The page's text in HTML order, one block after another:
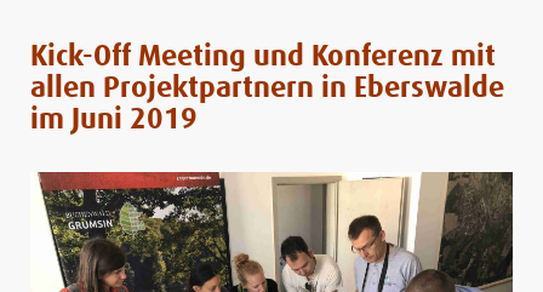
Kick-Off Meeting und Konferenz mit
allen Projektpartnern in Eberswalde
im Juni 2019